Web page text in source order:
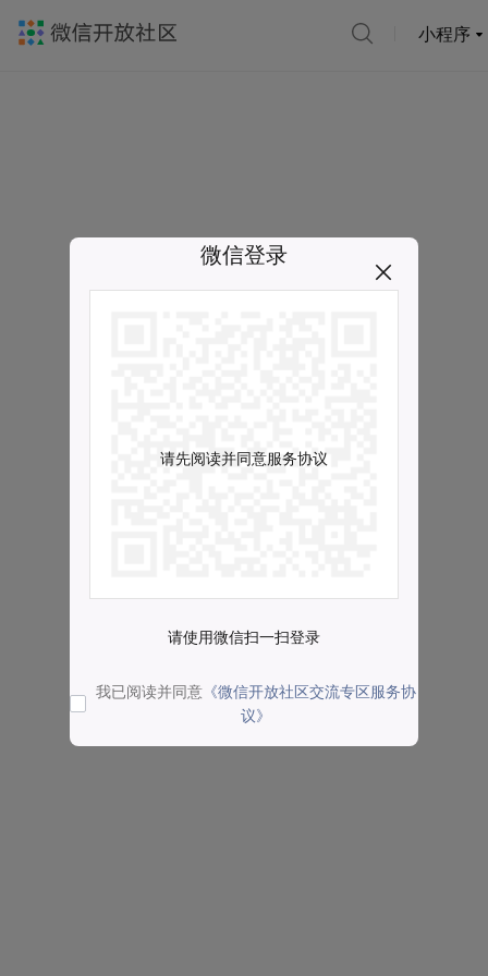
小程序
微信登录
请先阅读并同意服务协议
请使用微信扫一扫登录
我已阅读并同意 《微信开放社区交流专区服务协
议》